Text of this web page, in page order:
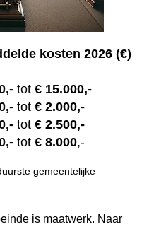
kosten 2026 (€)
tot € 15.000,-
tot € 2.000,-
tot € 2.500,-
tot € 8.000,-
gemeentelijke
is maatwerk. Naar